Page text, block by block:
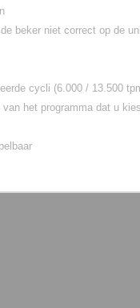
beker niet correct op de
cycli (6.000 / 13.500
het programma dat u